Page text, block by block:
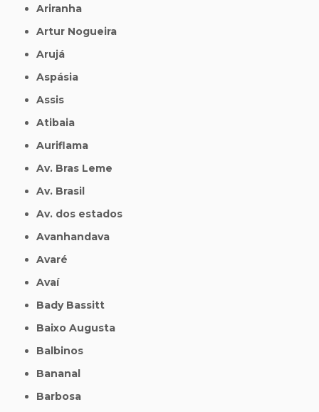
Ariranha
Artur Nogueira
Arujá
Aspásia
Assis
Atibaia
Auriflama
Av. Bras Leme
Av. Brasil
Av. dos estados
Avanhandava
Avaré
Avaí
Bady Bassitt
Baixo Augusta
Balbinos
Bananal
Barbosa